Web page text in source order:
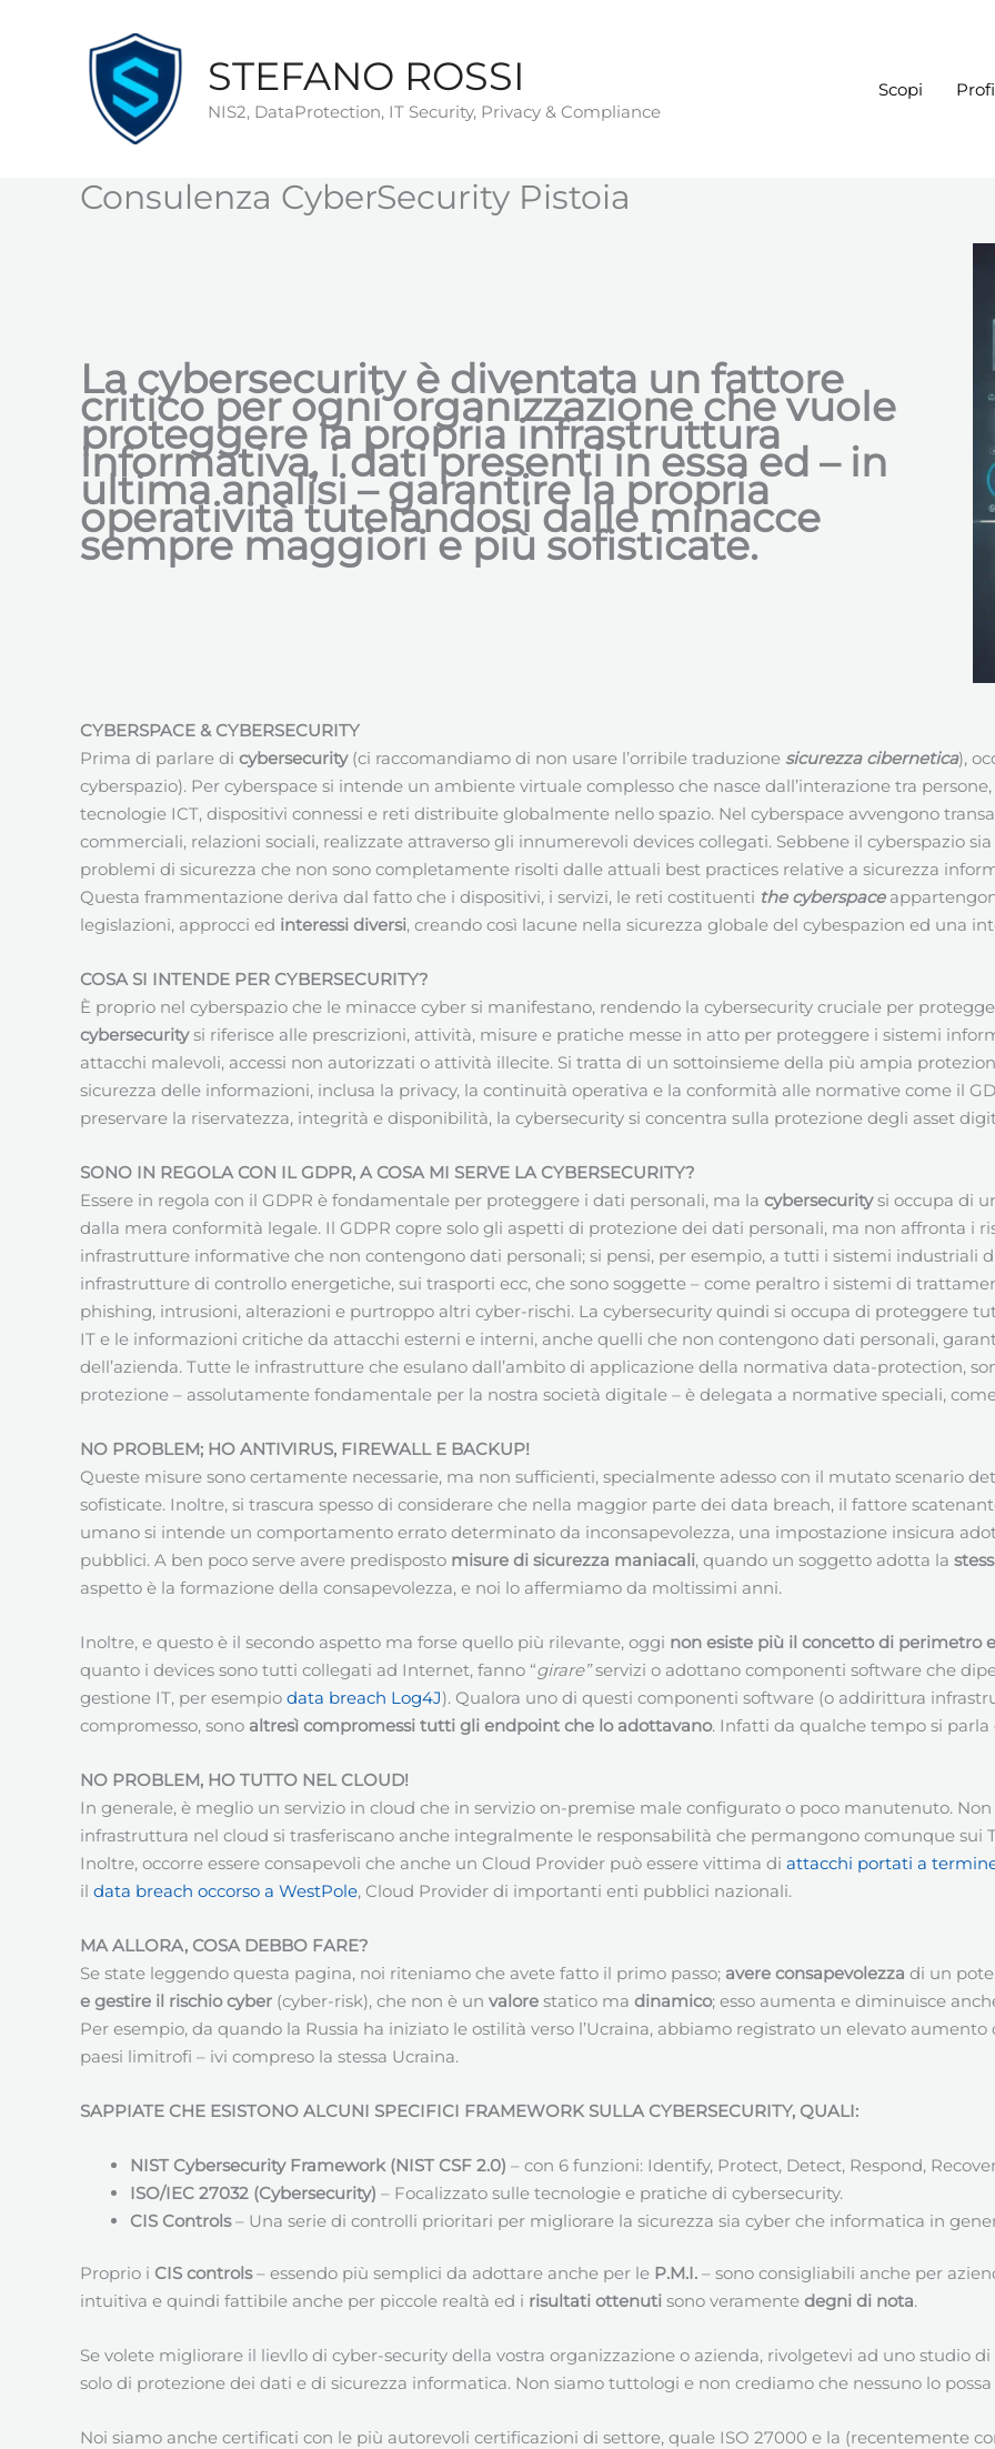
STEFANO ROSSI
NIS2, DataProtection, IT Security, Privacy & Compliance
Scopi
Consulenza CyberSecurity Pistoia
La cybersecurity è diventata un fattore
critico per ogni organizzazione che vuole
proteggere la propria infrastruttura
informativa, i dati presenti in essa ed – in
ultima analisi – garantire la propria
operatività tutelandosi dalle minacce
sempre maggiori e più sofisticate.
CYBERSPACE & CYBERSECURITY
Prima di parlare di cybersecurity (ci raccomandiamo di non usare l’orribile traduzione sicurezza cibernetica),
cyberspazio). Per cyberspace si intende un ambiente virtuale complesso che nasce dall’interazione tra
tecnologie ICT, dispositivi connessi e reti distribuite globalmente nello spazio. Nel cyberspace avvengono
commerciali, relazioni sociali, realizzate attraverso gli innumerevoli devices collegati. Sebbene il cyberspazio
problemi di sicurezza che non sono completamente risolti dalle attuali best practices relative a sicurezza
Questa frammentazione deriva dal fatto che i dispositivi, i servizi, le reti costituenti the cyberspace
legislazioni, approcci ed interessi diversi, creando così lacune nella sicurezza globale del cybespazion ed una
COSA SI INTENDE PER CYBERSECURITY?
È proprio nel cyberspazio che le minacce cyber si manifestano, rendendo la cybersecurity cruciale per
cybersecuritysi riferisce alle prescrizioni, attività, misure e pratiche messe in atto per proteggere i sistemi
attacchi malevoli, accessi non autorizzati o attività illecite. Si tratta di un sottoinsieme della più ampia
sicurezza delle informazioni, inclusa la privacy, la continuità operativa e la conformità alle normative come il
preservare la riservatezza, integrità e disponibilità, la cybersecurity si concentra sulla protezione degli asset
SONO IN REGOLA CON IL GDPR, A COSA MI SERVE LA CYBERSECURITY?
Essere in regola con il GDPR è fondamentale per proteggere i dati personali, ma la cybersecuritysi occupa di
dalla mera conformità legale. Il GDPR copre solo gli aspetti di protezione dei dati personali, ma non affronta i
infrastrutture informative che non contengono dati personali; si pensi, per esempio, a tutti i sistemi industriali
infrastrutture di controllo energetiche, sui trasporti ecc, che sono soggette – come peraltro i sistemi di
phishing, intrusioni, alterazioni e purtroppo altri cyber-rischi. La cybersecurity quindi si occupa di proteggere
IT e le informazioni critiche da attacchi esterni e interni, anche quelli che non contengono dati personali,
dell’azienda. Tutte le infrastrutture che esulano dall’ambito di applicazione della normativa data-protection,
protezione – assolutamente fondamentale per la nostra società digitale – è delegata a normative speciali,
NO PROBLEM; HO ANTIVIRUS, FIREWALL E BACKUP!
Queste misure sono certamente necessarie, ma non sufficienti, specialmente adesso con il mutato scenario
sofisticate. Inoltre, si trascura spesso di considerare che nella maggior parte dei data breach, il fattore
umano si intende un comportamento errato determinato da inconsapevolezza, una impostazione insicura
pubblici. A ben poco serve avere predisposto misure di sicurezza maniacali, quando un soggetto adotta la
aspetto è la formazione della consapevolezza, e noi lo affermiamo da moltissimi anni.
Inoltre, e questo è il secondo aspetto ma forse quello più rilevante, oggi non esiste più il concetto di perimetro
quanto i devices sono tutti collegati ad Internet, fanno “girare”servizi o adottano componenti software che
gestione IT, per esempio data breach Log4J). Qualora uno di questi componenti software (o addirittura
compromesso, sono altresì compromessi tutti gli endpoint che lo adottavano. Infatti da qualche tempo si parla
NO PROBLEM, HO TUTTO NEL CLOUD!
In generale, è meglio un servizio in cloud che in servizio on-premise male configurato o poco manutenuto.
infrastruttura nel cloud si trasferiscano anche integralmente le responsabilità che permangono comunque sui
Inoltre, occorre essere consapevoli che anche un Cloud Provider può essere vittima di attacchi portati a
il data breach occorso a WestPole, Cloud Provider di importanti enti pubblici nazionali.
MA ALLORA, COSA DEBBO FARE?
Se state leggendo questa pagina, noi riteniamo che avete fatto il primo passo; avere consapevolezza di un
e gestire il rischio cyber (cyber-risk), che non è un valore statico ma dinamico; esso aumenta e diminuisce
Per esempio, da quando la Russia ha iniziato le ostilità verso l’Ucraina, abbiamo registrato un elevato
paesi limitrofi – ivi compreso la stessa Ucraina.
SAPPIATE CHE ESISTONO ALCUNI SPECIFICI FRAMEWORK SULLA CYBERSECURITY, QUALI:
NIST Cybersecurity Framework (NIST CSF 2.0) – con 6 funzioni: Identify, Protect, Detect, Respond,
ISO/IEC 27032 (Cybersecurity) – Focalizzato sulle tecnologie e pratiche di cybersecurity.
CIS Controls– Una serie di controlli prioritari per migliorare la sicurezza sia cyber che informatica in
Proprio i CIS controls– essendo più semplici da adottare anche per le P.M.I. – sono consigliabili anche per
intuitiva e quindi fattibile anche per piccole realtà ed i risultati ottenuti sono veramente degni di nota.
Se volete migliorare il lievllo di cyber-security della vostra organizzazione o azienda, rivolgetevi ad uno studio
solo di protezione dei dati e di sicurezza informatica. Non siamo tuttologi e non crediamo che nessuno lo possa
Noi siamo anche certificati con le più autorevoli certificazioni di settore, quale ISO 27000 e la (recentemente